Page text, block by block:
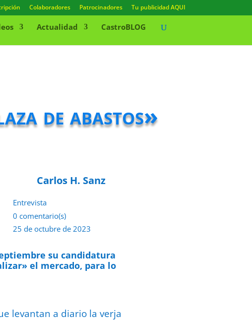
Colaboradores Patrocinadores Tu publicidad AQUI
Actualidad CastroBLOG
de abastos»
Carlos H. Sanz
Entrevista
0 comentario(s)
25 de octubre de 2023
su candidatura
el mercado, para lo
levantan a diario la verja